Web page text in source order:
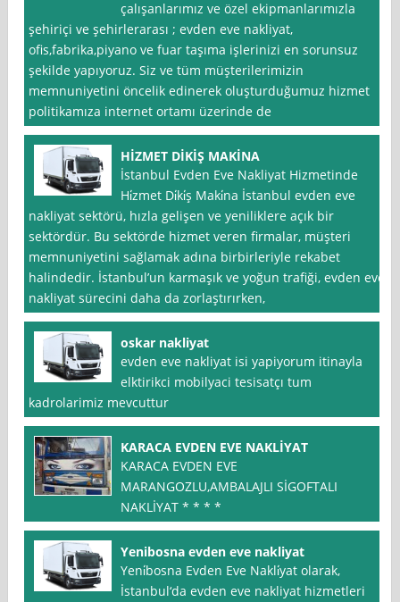
çalışanlarımız ve özel ekipmanlarımızla
şehiriçi ve şehirlerarası ; evden eve nakliyat,
ofis,fabrika,piyano ve fuar taşıma işlerinizi en sorunsuz
şekilde yapıyoruz. Siz ve tüm müşterilerimizin
memnuniyetini öncelik edinerek oluşturduğumuz hizmet
politikamıza internet ortamı üzerinde de
HİZMET DİKİŞ MAKİNA
İstanbul Evden Eve Nakliyat Hizmetinde
Hi̇zmet Di̇ki̇ş Maki̇na İstanbul evden eve
nakliyat sektörü, hızla gelişen ve yeniliklere açık bir
sektördür. Bu sektörde hizmet veren firmalar, müşteri
memnuniyetini sağlamak adına birbirleriyle rekabet
halindedir. İstanbul’un karmaşık ve yoğun trafiği, evden eve
nakliyat sürecini daha da zorlaştırırken,
oskar nakliyat
evden eve nakliyat isi yapiyorum itinayla
elktirikci mobilyaci tesisatçı tum
kadrolarimiz mevcuttur
KARACA EVDEN EVE NAKLİYAT
KARACA EVDEN EVE
MARANGOZLU,AMBALAJLI SİGOFTALI
NAKLİYAT * * * *
Yenibosna evden eve nakliyat
Yeni̇bosna Evden Eve Nakli̇yat olarak,
İstanbul‘da evden eve nakliyat hizmetleri